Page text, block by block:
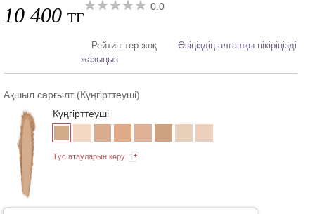
10 400 ТГ
0.0
Рейтингтер жоқ
Өзіңіздің алғашқы пікіріңізді
жазыңыз
Ақшыл сарғылт (Күңгірттеуші)
Күңгірттеуші
Түс атауларын көру